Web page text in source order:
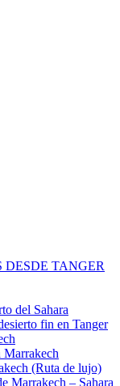
DESDE TANGER
del Sahara
fin en Tanger
Marrakech
(Ruta de lujo)
Marrakech – Sahara